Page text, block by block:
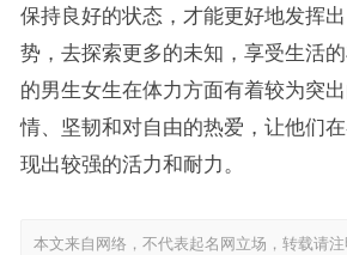
保持良好的状态，才能更好地发挥
势，去探索更多的未知，享受生活
的男生女生在体力方面有着较为突
情、坚韧和对自由的热爱，让他们
现出较强的活力和耐力。
本文来自网络，不代表起名网立场，转载请注